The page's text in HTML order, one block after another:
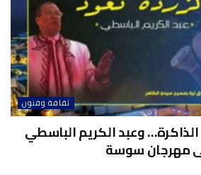
ثقافة وفنون
الذاكرة… وعبد الكريم الباسطي
مهرجان سوسة